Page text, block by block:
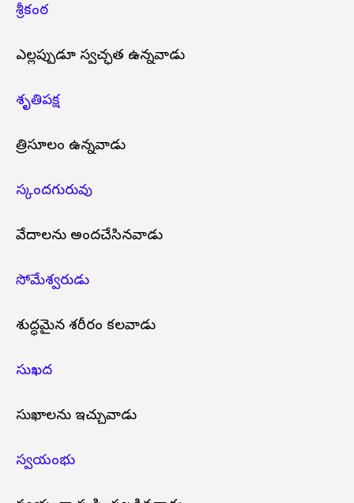
శ్రీకంఠ
ఎల్లప్పుడూ స్వచ్ఛత ఉన్నవాడు
శృతిపక్ష
త్రిసూలం ఉన్నవాడు
స్కందగురువు
వేదాలను అందచేసినవాడు
సోమేశ్వరుడు
శుద్ధమైన శరీరం కలవాడు
సుఖద
సుఖాలను ఇచ్చువాడు
స్వయంభు